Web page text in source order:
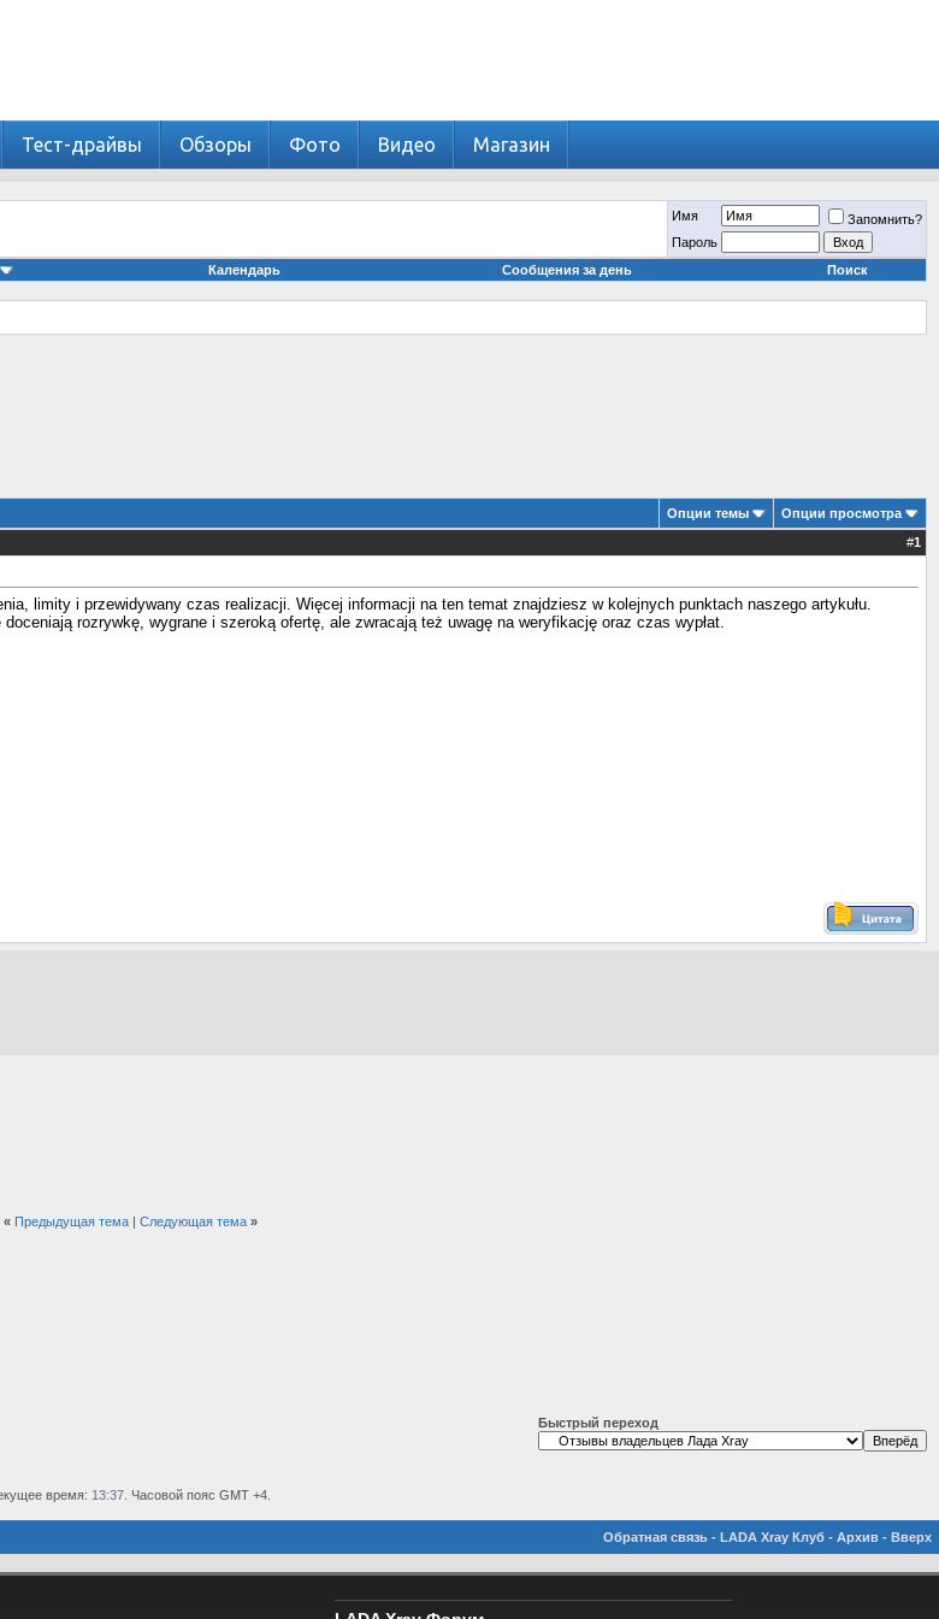
Тест-драйвы Обзоры Фото Видео Магазин
Имя
Запомнить?
Пароль
Календарь Сообщения за день Поиск
Опции темы
Опции просмотра
#1
limity i przewidywany czas realizacji. Więcej informacji na ten temat znajdziesz w kolejnych punktach naszego artykułu.
rozrywkę, wygrane i szeroką ofertę, ale zwracają też uwagę na weryfikację oraz czas wypłat.
« Предыдущая тема| Следующая тема »
Быстрый переход
время: 13:37 . Часовой пояс GMT +4.
Обратная связь - LADA Xray Клуб - Архив - Вверх